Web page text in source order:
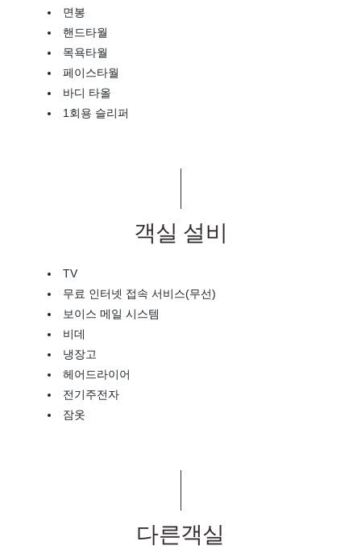
면봉
핸드타월
목욕타월
페이스타월
바디 타올
1회용 슬리퍼
객실 설비
TV
무료 인터넷 접속 서비스(무선)
보이스 메일 시스템
비데
냉장고
헤어드라이어
전기주전자
잠옷
다른객실